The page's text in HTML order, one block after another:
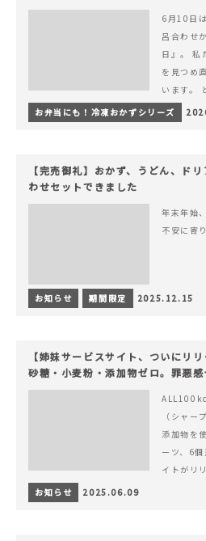
6月10日
呂合わせ
日』。 私
を見つめ
います。
か。 ど
hellip; 続
お弁当にも！冷凍おかずシリーズ
【完売御礼】おかず、うどん、ド
わせセットできました
年末年始
不安に寄
お知らせ 期間限定 2025.12.15
【姉妹サービスサイト、ついにリ
砂糖・小麦粉・添加物ゼロ。罪悪
ツ”『#100（シャープ100）』
（シャー
添加物を
ーツ、6
イトがリ
お知らせ
2025.06.09